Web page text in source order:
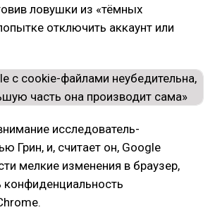
ловушки из «тёмных
отключить аккаунт или
исследователь-
Грин, и, считает он, Google
мелкие изменения в браузер,